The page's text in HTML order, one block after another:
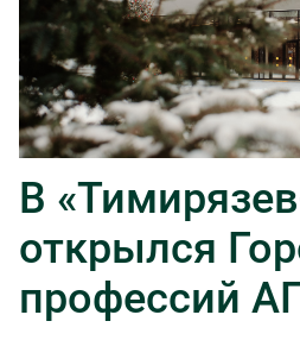
В
открылся
профессий